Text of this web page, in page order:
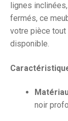
lignes
fermés, ce
votre pièce tout
disponible.
noir